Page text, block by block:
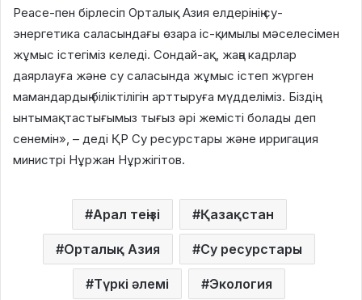
Peace-пен бірлесіп Орталық Азия елдерінің су-
энергетика саласындағы өзара іс-қимылы мәселесімен
жұмыс істегіміз келеді. Сондай-ақ, жаңа кадрлар
даярлауға және су саласында жұмыс істеп жүрген
мамандардың біліктілігін арттыруға мүдделіміз. Біздің
ынтымақтастығымыз тығыз әрі жемісті болады деп
сенемін», – деді ҚР Су ресурстары және ирригация
министрі Нұржан Нұржігітов.
Арал теңізі Қазақстан
Орталық Азия Су ресурстары
Түркі әлемі Экология